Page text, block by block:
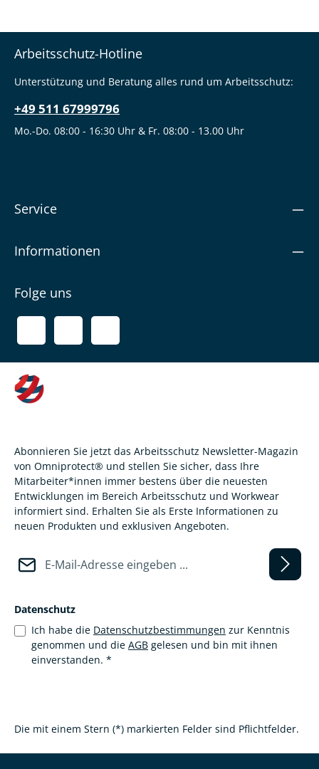
Arbeitsschutz-Hotline
Unterstützung und Beratung alles rund um Arbeitsschutz:
+49 511 67999796
Mo.-Do. 08:00 - 16:30 Uhr & Fr. 08:00 - 13.00 Uhr
Service
Informationen
Folge uns
Abonnieren Sie jetzt das Arbeitsschutz Newsletter-Magazin
von Omniprotect® und stellen Sie sicher, dass Ihre
Mitarbeiter*innen immer bestens über die neuesten
Entwicklungen im Bereich Arbeitsschutz und Workwear
informiert sind. Erhalten Sie als Erste Informationen zu
neuen Produkten und exklusiven Angeboten.
Datenschutz
Ich habe die Datenschutzbestimmungen zur Kenntnis
genommen und die AGB gelesen und bin mit ihnen
einverstanden. *
Die mit einem Stern (*) markierten Felder sind Pflichtfelder.